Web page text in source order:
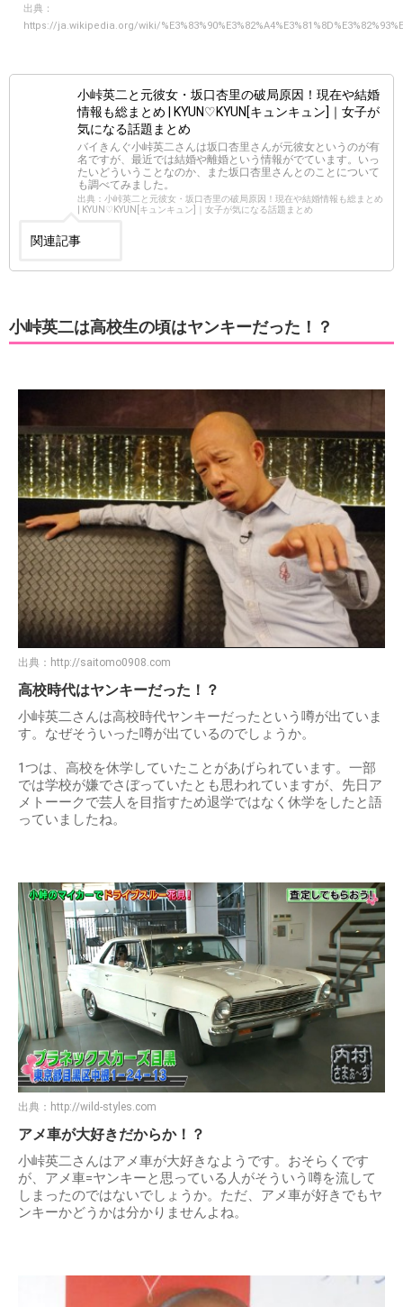
出典：
https://ja.wikipedia.org/wiki/
小峠英二と元彼女・坂口杏里の破局原因！現在や結婚
情報も総まとめ | KYUN♡KYUN[キュンキュン]｜女子が
気になる話題まとめ
バイきんぐ小峠英二さんは坂口杏里さんが元彼女というのが有
名ですが、最近では結婚や離婚という情報がでています。いっ
たいどういうことなのか、また坂口杏里さんとのことについて
も調べてみました。
出典：小峠英二と元彼女・坂口杏里の破局原因！現在や結婚情報も総まとめ
| KYUN♡KYUN[キュンキュン]｜女子が気になる話題まとめ
関連記事
小峠英二は高校生の頃はヤンキーだった！？
出典： http://saitomo0908.com
高校時代はヤンキーだった！？
小峠英二さんは高校時代ヤンキーだったという噂が出ていま
す。なぜそういった噂が出ているのでしょうか。
1つは、高校を休学していたことがあげられています。一部
では学校が嫌でさぼっていたとも思われていますが、先日ア
メトーークで芸人を目指すため退学ではなく休学をしたと語
っていましたね。
出典： http://wild-styles.com
アメ車が大好きだからか！？
小峠英二さんはアメ車が大好きなようです。おそらくです
が、アメ車=ヤンキーと思っている人がそういう噂を流して
しまったのではないでしょうか。ただ、アメ車が好きでもヤ
ンキーかどうかは分かりませんよね。